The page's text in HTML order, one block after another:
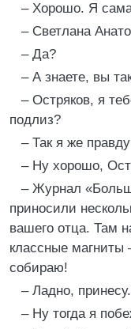
– Хорошо. Я
– Светлана
– Да?
– А знаете, вы
– Остряков, я
подлиз?
– Так я же
– Ну хорошо,
– Журнал
приносили
вашего отца. Там
классные магниты
собираю!
– Ладно, принесу.
– Ну тогда я